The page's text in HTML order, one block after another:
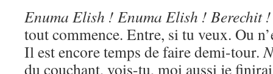
Enuma Elish ! Enuma Elish ! Berechit !
tout commence. Entre, si tu veux. Ou
Il est encore temps de faire demi-tour.
du couchant, vois-tu, moi aussi je